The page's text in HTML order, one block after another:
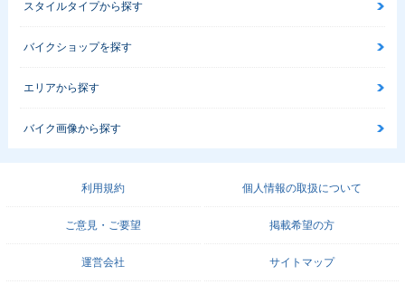
スタイルタイプから探す
バイクショップを探す
エリアから探す
バイク画像から探す
利用規約 個人情報の取扱について
ご意見・ご要望 掲載希望の方
運営会社 サイトマップ